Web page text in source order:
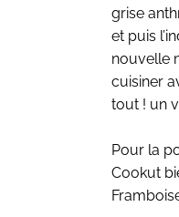
grise
et puis
nouvelle
cuisiner
tout ! un
Pour la
Cookut